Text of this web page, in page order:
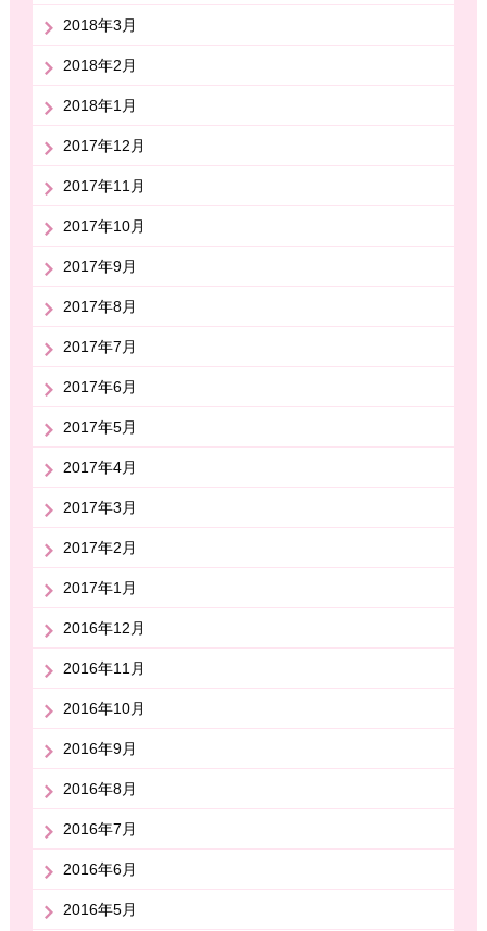
2018年3月
2018年2月
2018年1月
2017年12月
2017年11月
2017年10月
2017年9月
2017年8月
2017年7月
2017年6月
2017年5月
2017年4月
2017年3月
2017年2月
2017年1月
2016年12月
2016年11月
2016年10月
2016年9月
2016年8月
2016年7月
2016年6月
2016年5月